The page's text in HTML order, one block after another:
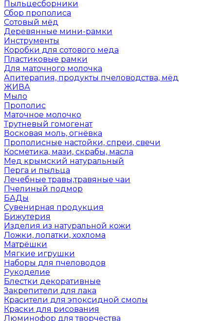
Пыльцесборники
Сбор прополиса
Сотовый мёд
Деревянные мини-рамки
Инструменты
Коробки для сотового меда
Пластиковые рамки
Для маточного молочка
Апитерапия, продукты пчеловодства, мёд
ЖИВА
Мыло
Прополис
Маточное молочко
Трутневый гомогенат
Восковая моль, огнёвка
Прополисные настойки, спреи, свечи
Косметика, мази, скрабы, масла
Мед крымский натуральный
Перга и пыльца
Лечебные травы,травяные чаи
Пчелиный подмор
БАДы
Сувенирная продукция
Бижутерия
Изделия из натуральной кожи
Ложки, лопатки, хохлома
Матрёшки
Мягкие игрушки
Наборы для пчеловодов
Рукоделие
Блестки декоративные
Закрепители для лака
Красители для эпоксидной смолы
Краски для рисования
Люминофор для творчества